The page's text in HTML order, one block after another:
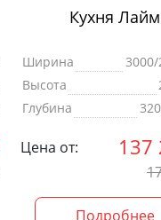
Кухня Лайм
Ширина
Высота
Глубина
Цена от: 137
Подробнее